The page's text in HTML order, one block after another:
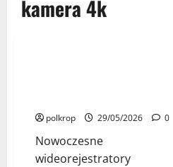
kamera 4k
polkrop 29/05/2026 0
Nowoczesne
wideorejestratory